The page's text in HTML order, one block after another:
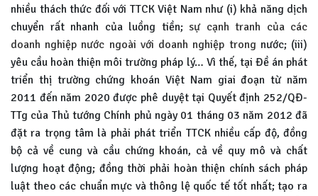
nhiều thách thức đối với TTCK Việt Nam như (i) khả năng dịch
chuyển rất nhanh của luồng tiền; sự cạnh tranh của các
doanh nghiệp nước ngoài với doanh nghiệp trong nước; (iii)
yêu cầu hoàn thiện môi trường pháp lý… Vì thế, tại Đề án phát
triển thị trường chứng khoán Việt Nam giai đoạn từ năm
2011 đến năm 2020 được phê duyệt tại Quyết định 252/QĐ-
TTg của Thủ tướng Chính phủ ngày 01 tháng 03 năm 2012 đã
đặt ra trọng tâm là phải phát triển TTCK nhiều cấp độ, đồng
bộ cả về cung và cầu chứng khoán, cả về quy mô và chất
lượng hoạt động; đồng thời phải hoàn thiện chính sách pháp
luật theo các chuẩn mực và thông lệ quốc tế tốt nhất; tạo ra